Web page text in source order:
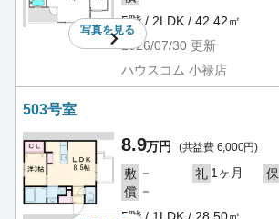
写真を見る
5階 / 2LDK / 42.42㎡
2026/07/30 更新
ハウスコム 小禄店
503号室
8.9万円 (共益費 6,000円)
敷 － 礼 1ヶ月 保
償 －